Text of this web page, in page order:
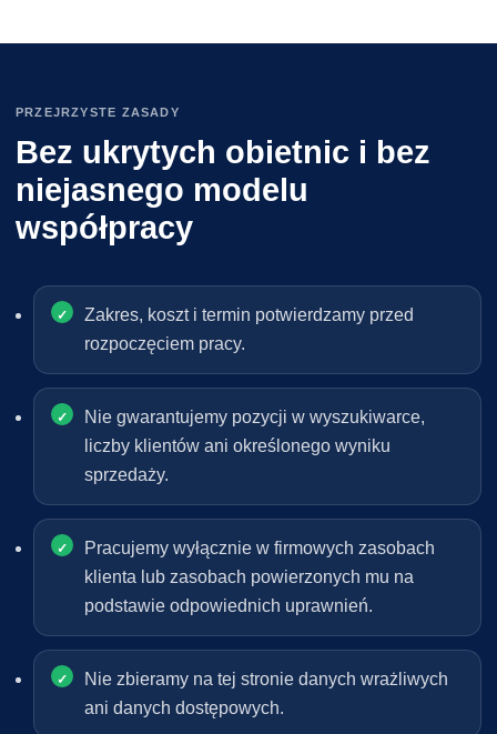
PRZEJRZYSTE ZASADY
Bez ukrytych obietnic i bez
niejasnego modelu
współpracy
Zakres, koszt i termin potwierdzamy przed
rozpoczęciem pracy.
Nie gwarantujemy pozycji w wyszukiwarce,
liczby klientów ani określonego wyniku
sprzedaży.
Pracujemy wyłącznie w firmowych zasobach
klienta lub zasobach powierzonych mu na
podstawie odpowiednich uprawnień.
Nie zbieramy na tej stronie danych wrażliwych
ani danych dostępowych.